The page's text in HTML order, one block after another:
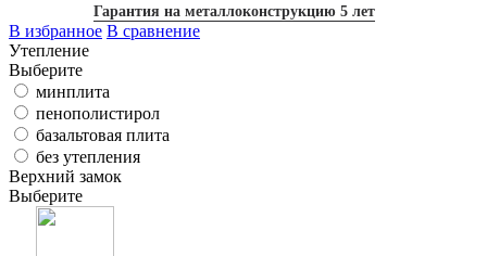
Гарантия на металлоконструкцию 5 лет
В избранное В сравнение
Утепление
Выберите
минплита
пенополистирол
базальтовая плита
без утепления
Верхний замок
Выберите